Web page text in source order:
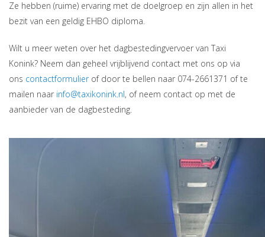
Ze hebben (ruime) ervaring met de doelgroep en zijn allen in het
bezit van een geldig EHBO diploma.
Wilt u meer weten over het dagbestedingvervoer van Taxi
Konink? Neem dan geheel vrijblijvend contact met ons op via
ons contactformulierof door te bellen naar 074-2661371 of te
mailen naar info@taxikonink.nl, of neem contact op met de
aanbieder van de dagbesteding.